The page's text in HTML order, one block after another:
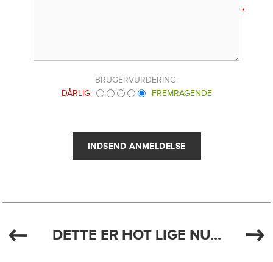
*
BRUGERVURDERING:
DÅRLIG
FREMRAGENDE
DETTE ER HOT LIGE NU...